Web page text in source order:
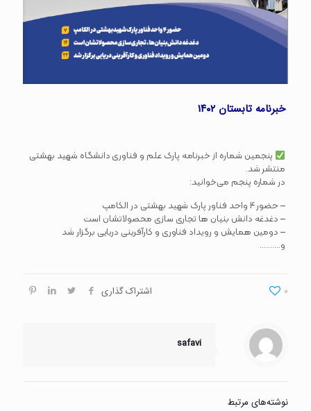
خبرنامه تابستان ۱۴۰۲
پنجمین شماره از خبرنامه پارک علم و فناوری دانشگاه شهید بهشتی
منتشر شد.
در شماره پنجم می‌خوانید:
– حضور ۴ واحد فناور پارک شهید بهشتی در الکامپ
– دغدغه دانش بنیان ها تجاری سازی محصولاتشان است
– دومین همایش و رویداد فناوری و کارآفرینی دریایی برگزار شد
و……….
اشتراک گذاری 0
safavi
نوشته‌های مرتبط